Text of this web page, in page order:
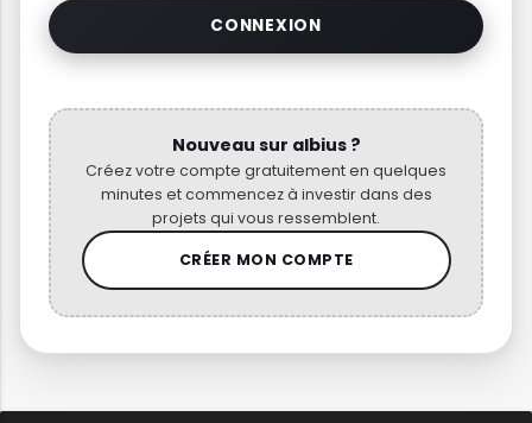
CONNEXION
Nouveau sur albius ?
Créez votre compte gratuitement en quelques
minutes et commencez à investir dans des
projets qui vous ressemblent.
CRÉER MON COMPTE